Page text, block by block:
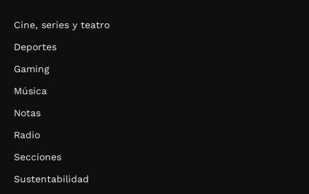
Cine, series y teatro
Deportes
Gaming
Música
Notas
Radio
Secciones
Sustentabilidad